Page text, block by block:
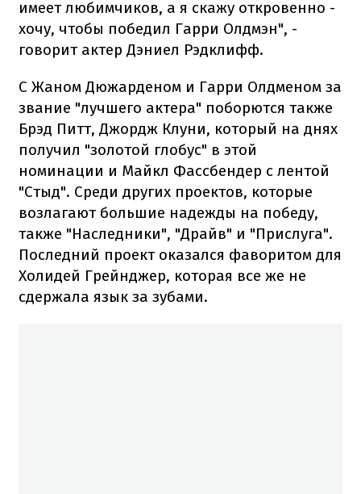
имеет любимчиков, а я скажу откровенно -
хочу, чтобы победил Гарри Олдмэн", -
говорит актер Дэниел Рэдклифф.
С Жаном Дюжарденом и Гарри Олдменом за
звание "лучшего актера" поборются также
Брэд Питт, Джордж Клуни, который на днях
получил "золотой глобус" в этой
номинации и Майкл Фассбендер с лентой
"Стыд". Среди других проектов, которые
возлагают большие надежды на победу,
также "Наследники", "Драйв" и "Прислуга".
Последний проект оказался фаворитом для
Холидей Грейнджер, которая все же не
сдержала язык за зубами.